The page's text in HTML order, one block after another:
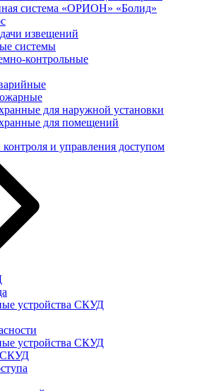
система «ОРИОН» «Болид»
извещений
системы
контрольные
для наружной установки
для помещений
и управления доступом
устройства СКУД
устройства СКУД
СКУД